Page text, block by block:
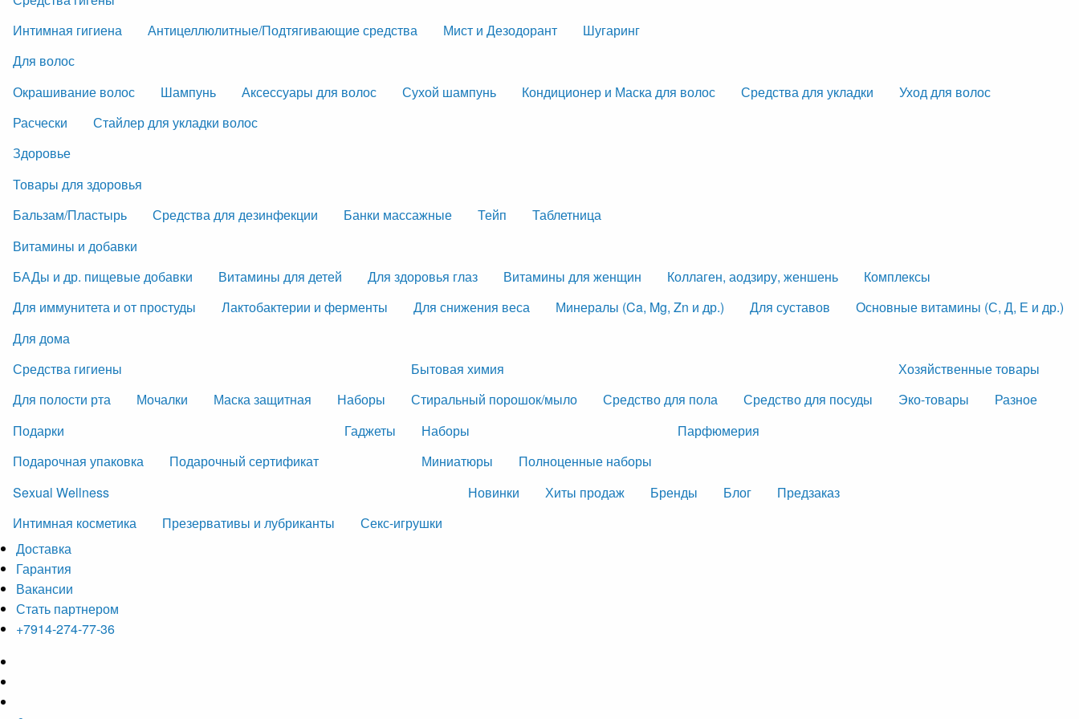
Интимная гигиена
Антицеллюлитные/Подтягивающие средства Мист и Дезодорант
Шугаринг
Для волос
Окрашивание волос
Шампунь Аксессуары для волос Сухой шампунь Кондиционер и Маска для волос Средства для укладки
Уход для волос
Расчески
Стайлер для укладки волос
Здоровье
Товары для здоровья
Бальзам/Пластырь
Средства для дезинфекции Банки массажные Тейп
Таблетница
Витамины и добавки
БАДы и др. пищевые добавки
Витамины для детей Для здоровья глаз Витамины для женщин Коллаген, аодзиру, женшень
Комплексы
Для иммунитета и от простуды
Лактобактерии и ферменты Для снижения веса Минералы (Ca, Mg, Zn и др.) Для суставов
Основные витамины (С, Д, Е и др.)
Для дома
Средства гигиены
Для полости рта
Мочалки Маска защитная Наборы
Бытовая химия
Стиральный порошок/мыло
Средство для пола Средство для посуды
Хозяйственные товары
Эко-товары
Разное
Подарки
Подарочная упаковка
Подарочный сертификат
Гаджеты
Наборы
Миниатюры
Полноценные наборы
Парфюмерия
Sexual Wellness
Интимная косметика
Презервативы и лубриканты Секс-игрушки
Новинки Хиты продаж Бренды Блог Предзаказ
Доставка
Гарантия
Вакансии
Стать партнером
+7914-274-77-36